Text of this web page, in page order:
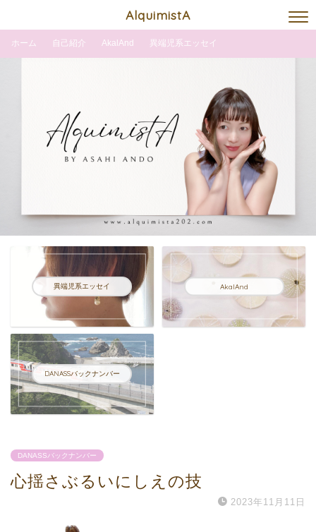
AlquimistA
ホーム 自己紹介 AkalAnd 異端児系エッセイ
異端児系エッセイ AkalAnd
DANASSバックナンバー
DANASSバックナンバー
心揺さぶるいにしえの技
2023年11月11日